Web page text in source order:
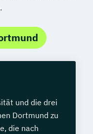
und die drei
Dortmund zu
die nach